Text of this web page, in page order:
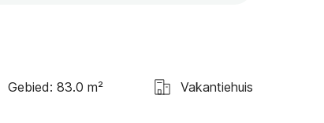
Gebied: 83.0 m² Vakantiehuis